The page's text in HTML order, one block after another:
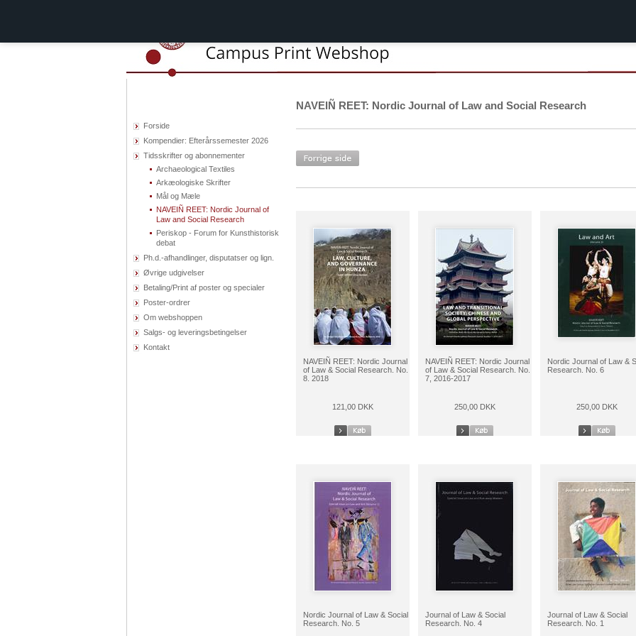
Forside
Kompendier: Efterårssemester 2026
Tidsskrifter og abonnementer
Archaeological Textiles
Arkæologiske Skrifter
Mål og Mæle
NAVEIÑ REET: Nordic Journal of
Law and Social Research
Periskop - Forum for Kunsthistorisk
debat
Ph.d.-afhandlinger, disputatser og lign.
Øvrige udgivelser
Betaling/Print af poster og specialer
Poster-ordrer
Om webshoppen
Salgs- og leveringsbetingelser
Kontakt
NAVEIÑ REET: Nordic Journal of Law and Social Research
NAVEIÑ REET: Nordic Journal
of Law & Social Research. No.
8. 2018
121,00 DKK
NAVEIÑ REET: Nordic Journal
of Law & Social Research. No.
7, 2016-2017
250,00 DKK
Nordic Journal of Law &
Research. No. 6
250,00 DKK
Nordic Journal of Law & Social
Research. No. 5
Journal of Law & Social
Research. No. 4
Journal of Law & Social
Research. No. 1